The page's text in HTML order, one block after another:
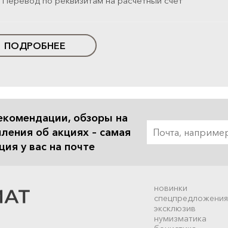
ПОДРОБНЕЕ
обзоры на
об акциях – самая
у вас на почте
новинки
спецпредложения
эксклюзив
нумизматика